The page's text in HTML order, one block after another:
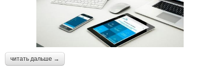
читать дальше →